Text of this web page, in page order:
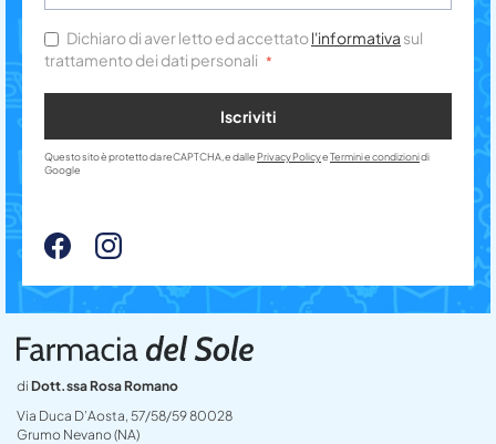
di Dott.ssa Rosa Romano
Via Duca D’Aosta, 57/58/59 80028
Grumo Nevano (NA)
Dichiaro di aver letto ed accettatol'informativa sul
trattamento dei dati personali
Iscriviti
Questo sito è protetto da reCAPTCHA, e dalle Privacy PolicyeTermini e condizionidi
Google